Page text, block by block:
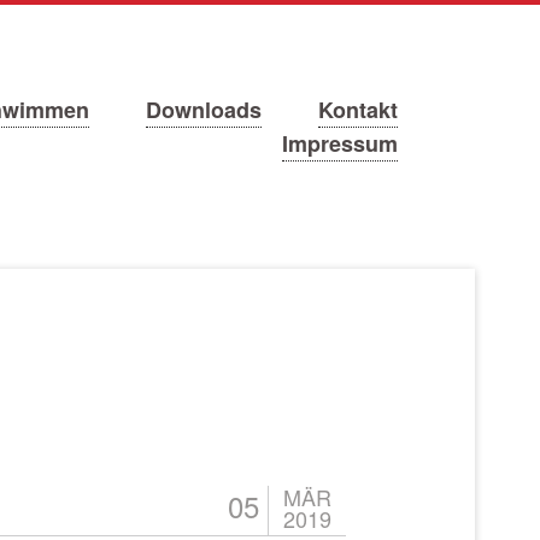
Downloads
Kontakt
Impressum
05 MÄR
2019